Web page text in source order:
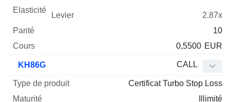
2.87x
10
0,5500 EUR
KH86G CALL
Certificat Turbo Stop Loss
Illimité